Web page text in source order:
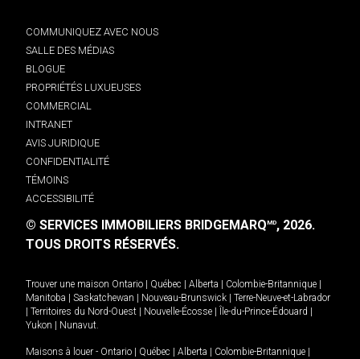
COMMUNIQUEZ AVEC NOUS
SALLE DES MÉDIAS
BLOGUE
PROPRIÉTÉS LUXUEUSES
COMMERCIAL
INTRANET
AVIS JURIDIQUE
CONFIDENTIALITÉ
TÉMOINS
ACCESSIBILITÉ
© SERVICES IMMOBILIERS BRIDGEMARQMD, 2026.
TOUS DROITS RÉSERVÉS.
Trouver une maison Ontario Québec Alberta Colombie-Britannique
Manitoba
Saskatchewan Nouveau-Brunswick
Terre-Neuve-et-Labrador
Territoires du Nord-Ouest Nouvelle-Écosse Île-du-Prince-Édouard
Yukon
Nunavut.
Maisons à louer - Ontario Québec Alberta Colombie-Britannique